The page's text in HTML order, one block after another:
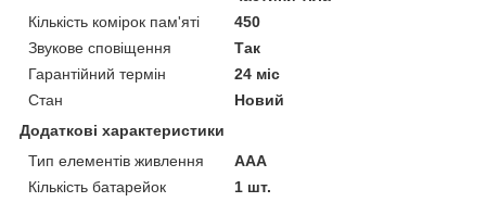
Кількість комірок пам'яті
450
Звукове сповіщення
Так
Гарантійний термін
24 міс
Стан
Новий
Додаткові характеристики
Тип елементів живлення
AAA
Кількість батарейок
1 шт.